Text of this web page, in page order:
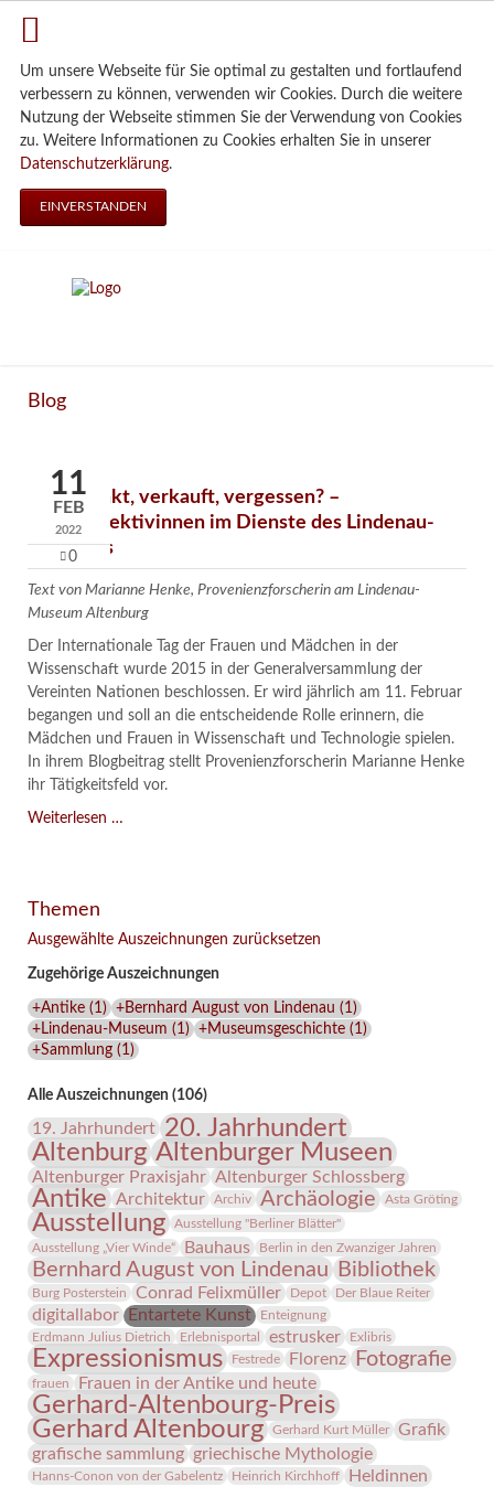
Um unsere Webseite für Sie optimal zu gestalten und fortlaufend
verbessern zu können, verwenden wir Cookies. Durch die weitere
Nutzung der Webseite stimmen Sie der Verwendung von Cookies
zu. Weitere Informationen zu Cookies erhalten Sie in unserer
Datenschutzerklärung.
EINVERSTANDEN
Blog
11
FEB
2022
0
Verschenkt, verkauft, vergessen? –
Kunstdetektivinnen im Dienste des Lindenau-
Museums
Text von Marianne Henke, Provenienzforscherin am Lindenau-
Museum Altenburg
Der Internationale Tag der Frauen und Mädchen in der
Wissenschaft wurde 2015 in der Generalversammlung der
Vereinten Nationen beschlossen. Er wird jährlich am 11. Februar
begangen und soll an die entscheidende Rolle erinnern, die
Mädchen und Frauen in Wissenschaft und Technologie spielen.
In ihrem Blogbeitrag stellt Provenienzforscherin Marianne Henke
ihr Tätigkeitsfeld vor.
Weiterlesen …
im
des
Lindenau-
Museums
Themen
Ausgewählte Auszeichnungen zurücksetzen
Zugehörige Auszeichnungen
+Antike(1 ) +Bernhard August von Lindenau (1 )
+Lindenau-Museum (1 ) +Museumsgeschichte(1 )
+Sammlung(1 )
Alle Auszeichnungen (106)
19. Jahrhundert 20. Jahrhundert
Altenburg Altenburger Museen
Altenburger Praxisjahr Altenburger Schlossberg
Antike Architektur Archiv Archäologie Asta Gröting
Ausstellung
Ausstellung "Berliner Blätter"
Ausstellung „Vier Winde“
Bauhaus Berlin in den Zwanziger Jahren
Bernhard August von Lindenau Bibliothek
Burg Posterstein Conrad Felixmüller Depot Der Blaue Reiter
digitallabor Entartete Kunst
Enteignung
Erdmann Julius Dietrich
Erlebnisportal estrusker Exlibris
Expressionismus Festrede Florenz Fotografie
frauen Frauen in der Antike und heute
Gerhard-Altenbourg-Preis
Gerhard Altenbourg
Gerhard Kurt Müller
Grafik
grafische sammlung griechische Mythologie
Hanns-Conon von der Gabelentz Heinrich Kirchhoff Heldinnen